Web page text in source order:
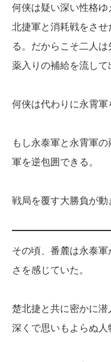
何侠は疑い深い性格
北捷軍と消耗戦をさ
る。だからこそ二人
薬入りの補給を流して
何侠は代わりに永霄軍
もし永泰軍と永霄軍
軍を逆包囲できる。
戦局を覆す大勝負が動
その頃、番麓は永泰
さを感じていた。
楚北捷と共に密かに
深くで思いもよらぬ人